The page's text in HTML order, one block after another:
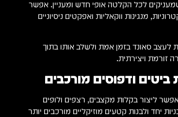
לכל הקלטה אופי חדש ומעניין. אפשר
מנגינות ווקאליות ואפקטים ניסיוניים
סאונד בזמן אמת ולשלב אותו בתוך
זורמת ויצירתית.
ביטים ודפוסים מורכבים
כולל 16 צעדים ומאפשר ליצור בקלות מקצבים, רצפים ולופים
יחד ולבנות קטעים מוזיקליים מורכבים יותר